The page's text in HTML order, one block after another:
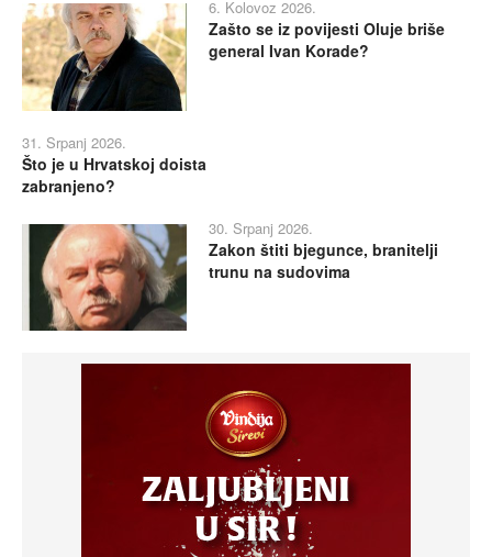
6. Kolovoz 2026.
Zašto se iz povijesti Oluje briše
general Ivan Korade?
31. Srpanj 2026.
Što je u Hrvatskoj doista
zabranjeno?
30. Srpanj 2026.
Zakon štiti bjegunce, branitelji
trunu na sudovima